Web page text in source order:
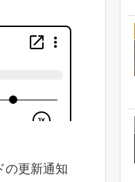
の更新通知